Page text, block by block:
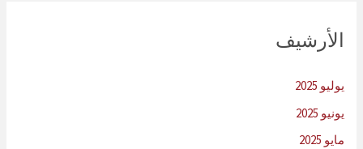
الأرشيف
يوليو 2025
يونيو 2025
مايو 2025